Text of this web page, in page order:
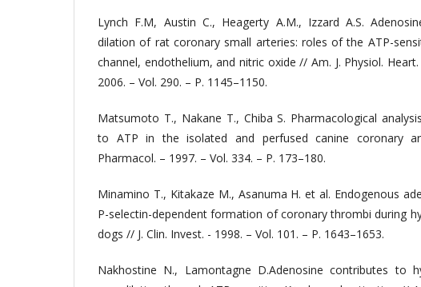
Lynch F.M, Austin C., Heagerty A.M., Izzard A.S.
dilation of rat coronary small arteries: roles of the ATP-
channel, endothelium, and nitric oxide // Am. J. Physiol. Heart.
2006. – Vol. 290. – P. 1145–1150.
Matsumoto T., Nakane T., Chiba S. Pharmacological
to ATP in the isolated and perfused canine coronary
Pharmacol. – 1997. – Vol. 334. – P. 173–180.
Minamino T., Kitakaze M., Asanuma H. et al. Endogenous
P-selectin-dependent formation of coronary thrombi during
dogs // J. Clin. Invest. - 1998. – Vol. 101. – P. 1643–1653.
Nakhostine N., Lamontagne D.Adenosine contributes to